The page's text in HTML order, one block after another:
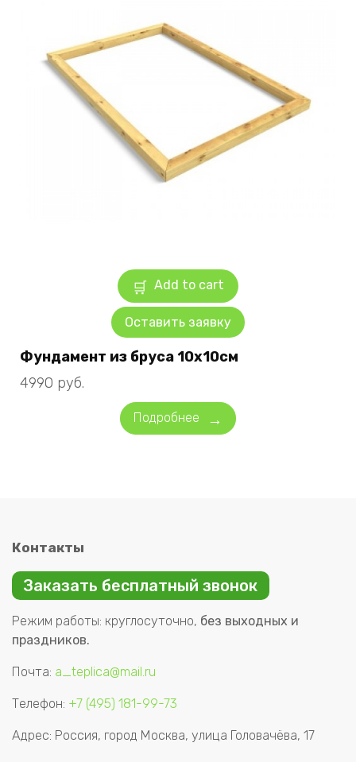
Add to cart
Оставить заявку
Фундамент из бруса 10х10см
4990 руб.
Подробнее
Контакты
Заказать бесплатный звонок
Режим работы: круглосуточно, без выходных и
праздников.
Почта: a_teplica@mail.ru
Телефон: +7 (495) 181-99-73
Адрес: Россия, город Москва, улица Головачёва, 17